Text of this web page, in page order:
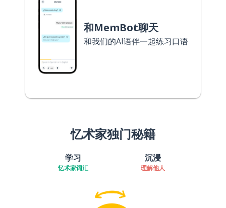
和MemBot聊天
和我们的AI语伴一起练习口语
忆术家独门秘籍
学习
忆术家词汇
沉浸
理解他人